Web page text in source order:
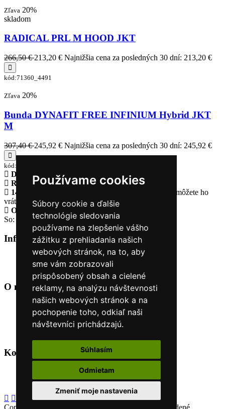
Používame cookies
Súbory cookie a ďalšie
technológie sledovania
používame na zlepšenie vášho
zážitku z prehliadania našich
webových stránok, na to, aby
sme vám zobrazovali
prispôsobený obsah a cielené
reklamy, na analýzu návštevnosti
našich webových stránok a na
pochopenie toho, odkiaľ naši
návštevníci prichádzajú.
Súhlasím
Odmietam
Zmeniť moje nastavenia
Zľava 20%
skladom
RADICAL PRL M HOOD JKT
266,50 €213,20 € Najnižšia cena za posledných 30 dní: 213,20 €
kód:71360_4491
Zľava 20%
Bunda DYNAFIT FREE INFINIUM Hybrid JKT
M
307,40 €245,92 € Najnižšia cena za posledných 30 dní: 245,92 €
kód:71482_4491
Doprava zadarmo
pri objednávke nad 230€
Rýchle dodanieTovar Vám odošleme do 24 hodín
14 Dní na vrátenie tovaru
Ak Vám tovar nesadne, môžete ho
vrátiť
Otvorené celý týždeň
So: 9:00 - 12:00
Informácie+
O nás
Kontakt
O nás +
Úvod
Obchodné podmienky
Nákup na splátky cez Quatro
Kontakt
+421 915 44 15 99
eshop@horyasport.sk
Copyright (C) 2026 . Všetky práva vyhradené.